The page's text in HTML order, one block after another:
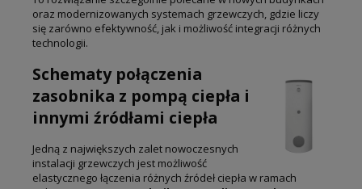
oraz modernizowanych systemach grzewczych, gdzie liczy
się zarówno efektywność, jak i możliwość integracji różnych
technologii.
Schematy połączenia
zasobnika z pompą ciepła i
innymi źródłami ciepła
Jedną z największych zalet nowoczesnych
instalacji grzewczych jest możliwość
elastycznego łączenia różnych źródeł ciepła w ramach